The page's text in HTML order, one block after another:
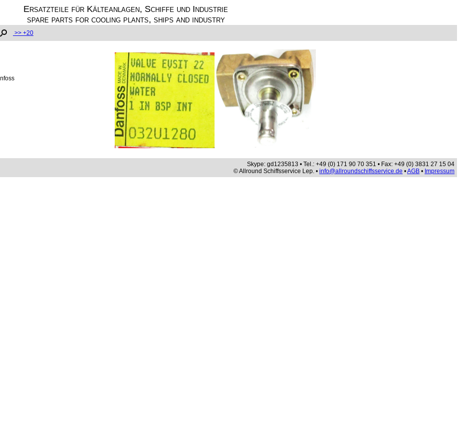
Ersatzteile für Kälteanlagen, Schiffe und Industrie
spare parts for cooling plants, ships and industry
>> +20
Skype: gd1235813 • Tel.: +49 (0) 171 90 70 351 • Fax: +49 (0) 3831 27 15 04
© Allround Schiffsservice Lep. • info@allroundschiffsservice.de •AGB • Impressum